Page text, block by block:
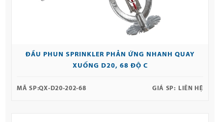
ĐẦU PHUN SPRINKLER PHẢN ỨNG NHANH QUAY
XUỐNG D20, 68 ĐỘ C
MÃ SP:QX-D20-202-68 GIÁ SP: LIÊN HỆ